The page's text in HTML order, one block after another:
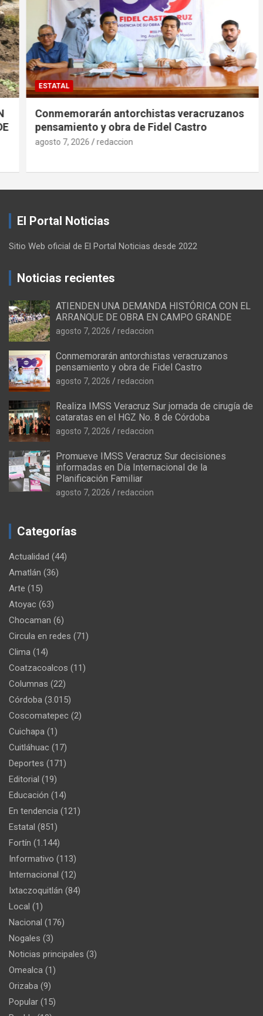
ESTATAL
Conmemorarán antorchistas veracruzanos
pensamiento y obra de Fidel Castro
agosto 7, 2026 redaccion
El Portal Noticias
Sitio Web oficial de El Portal Noticias desde 2022
Noticias recientes
ATIENDEN UNA DEMANDA HISTÓRICA CON EL
ARRANQUE DE OBRA EN CAMPO GRANDE
agosto 7, 2026 redaccion
Conmemorarán antorchistas veracruzanos
pensamiento y obra de Fidel Castro
agosto 7, 2026 redaccion
Realiza IMSS Veracruz Sur jornada de cirugía de
cataratas en el HGZ No. 8 de Córdoba
agosto 7, 2026 redaccion
Promueve IMSS Veracruz Sur decisiones
informadas en Día Internacional de la
Planificación Familiar
agosto 7, 2026 redaccion
Categorías
Actualidad (44)
Amatlán (36)
Arte (15)
Atoyac (63)
Chocaman (6)
Circula en redes (71)
Clima (14)
Coatzacoalcos (11)
Columnas (22)
Córdoba (3.015)
Coscomatepec (2)
Cuichapa (1)
Cuitláhuac (17)
Deportes (171)
Editorial (19)
Educación (14)
En tendencia (121)
Estatal (851)
Fortín (1.144)
Informativo (113)
Internacional (12)
Ixtaczoquitlán (84)
Local (1)
Nacional (176)
Nogales (3)
Noticias principales (3)
Omealca (1)
Orizaba (9)
Popular (15)